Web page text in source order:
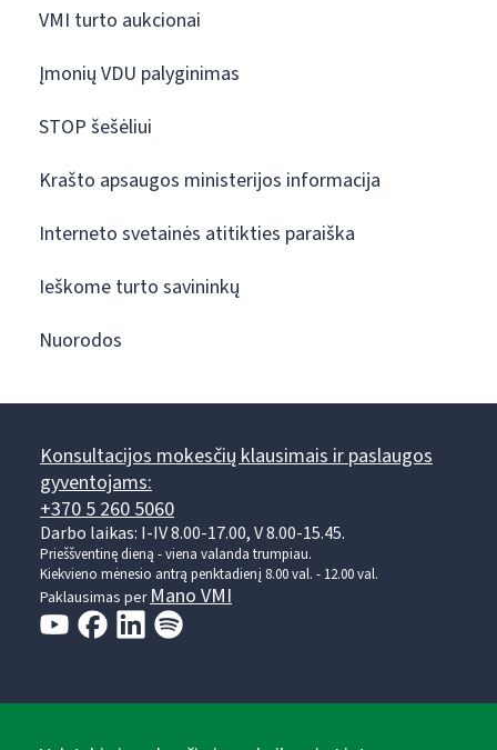
VMI turto aukcionai
Įmonių VDU palyginimas
STOP šešėliui
Krašto apsaugos ministerijos informacija
Interneto svetainės atitikties paraiška
Ieškome turto savininkų
Nuorodos
Konsultacijos mokesčių klausimais ir paslaugos
gyventojams:
+370 5 260 5060
Darbo laikas: I-IV 8.00-17.00, V 8.00-15.45.
Prieššventinę dieną - viena valanda trumpiau.
Kiekvieno mėnesio antrą penktadienį 8.00 val. - 12.00 val.
Paklausimas perMano VMI